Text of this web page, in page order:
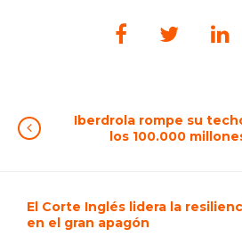
Iberdrola rompe su
los 100.000
El Corte Inglés lidera la
en el gran apagón